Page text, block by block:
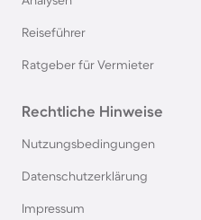
Reiseführer
Ratgeber für Vermieter
Rechtliche Hinweise
Nutzungsbedingungen
Datenschutzerklärung
Impressum